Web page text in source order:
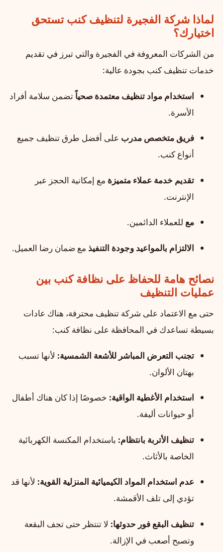
لماذا شركة الفجيرة لتنظيف كنب تستحق
اختيارك؟
من الشركات المعروفة في الفجيرة والتي تبرز في تقديم
خدمات تنظيف كنب بجودة عالية:
استخدام مواد تنظيف معتمدة صحياًتضمن سلامة أفراد
الأسرة.
فريق متخصص مدرب على أفضل طرق تنظيف جميع
أنواع كنب.
تقديم خدمة عملاء متميزة مع إمكانية الحجز عبر
الإنترنت.
مع للعملاء الدائمين.
الالتزام بالمواعيد وجودة التنفيذ مع ضمان رضا العميل.
نصائح هامة للحفاظ على نظافة كنب بين
عمليات التنظيف
حتى مع الاعتماد على شركة تنظيف محترفة، هناك عادات
بسيطة تساعدك في المحافظة على نظافة كنب:
تجنب التعرض المباشر للأشعة الشمسية: لأنها تسبب
بهتان الألوان.
استخدام الأغطية الواقية: خصوصًا إذا كان هناك أطفال
أو حيوانات أليفة.
تنظيف الأتربة بانتظام: باستخدام المكنسة الكهربائية
الخاصة بالأثاث.
عدم استخدام المواد الكيميائية المنزلية القوية: لأنها قد
تؤدي إلى تلف الأقمشة.
تنظيف البقع فور حدوثها: لا تنتظر حتى تجف البقعة
وتصبح أصعب في الإزالة.